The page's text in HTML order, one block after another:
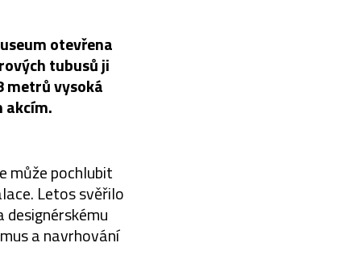
otevřena
tubusů ji
metrů vysoká
akcím.
může pochlubit
Letos svěřilo
a navrhování